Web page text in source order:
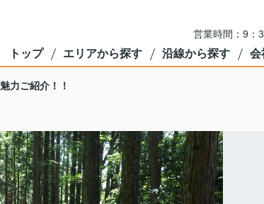
営業時間：9：
トップ エリアから探す 沿線から探す 会
力ご紹介！！